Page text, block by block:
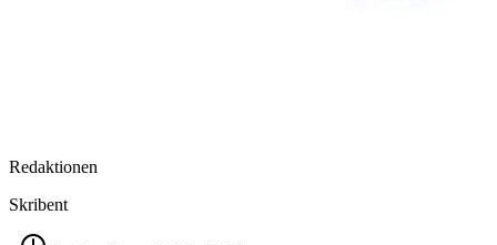
Redaktionen
Skribent